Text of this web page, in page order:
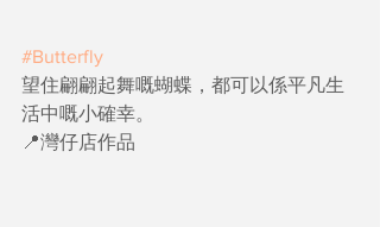
#Butterfly
望住翩翩起舞嘅蝴蝶，都可以係平凡生
活中嘅小確幸。
📍灣仔店作品